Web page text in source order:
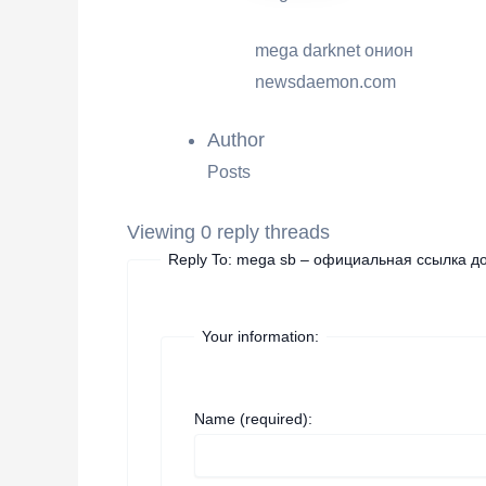
mega darknet онион
newsdaemon.com
Author
Posts
Viewing 0 reply threads
Reply To: mega sb – официальная ссылка
Your information:
Name (required):